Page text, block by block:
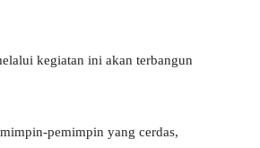
kegiatan ini akan terbangun
pemimpin yang cerdas,